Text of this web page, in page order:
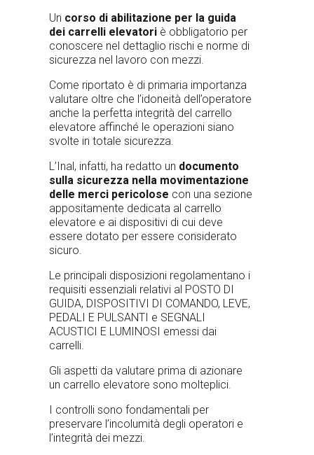
Un corso di abilitazione per la guida
dei carrelli elevatoriè obbligatorio per
conoscere nel dettaglio rischi e norme di
sicurezza nel lavoro con mezzi.
Come riportato è di primaria importanza
valutare oltre che l’idoneità dell’operatore
anche la perfetta integrità del carrello
elevatore affinché le operazioni siano
svolte in totale sicurezza.
L’Inal, infatti, ha redatto un documento
sulla sicurezza nella movimentazione
delle merci pericolose con una sezione
appositamente dedicata al carrello
elevatore e ai dispositivi di cui deve
essere dotato per essere considerato
sicuro.
Le principali disposizioni regolamentano i
requisiti essenziali relativi al POSTO DI
GUIDA, DISPOSITIVI DI COMANDO, LEVE,
PEDALI E PULSANTI e SEGNALI
ACUSTICI E LUMINOSI emessi dai
carrelli.
Gli aspetti da valutare prima di azionare
un carrello elevatore sono molteplici.
I controlli sono fondamentali per
preservare l’incolumità degli operatori e
l’integrità dei mezzi.